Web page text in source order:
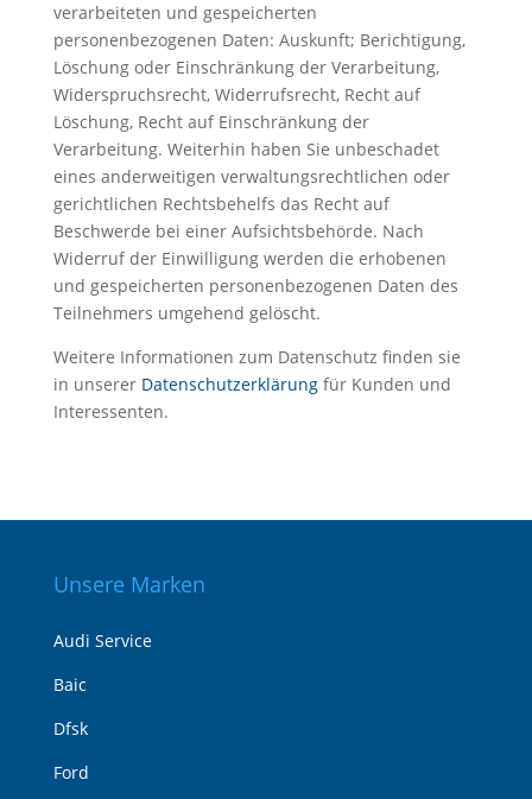
verarbeiteten und gespeicherten
personenbezogenen Daten: Auskunft; Berichtigung,
Löschung oder Einschränkung der Verarbeitung,
Widerspruchsrecht, Widerrufsrecht, Recht auf
Löschung, Recht auf Einschränkung der
Verarbeitung. Weiterhin haben Sie unbeschadet
eines anderweitigen verwaltungsrechtlichen oder
gerichtlichen Rechtsbehelfs das Recht auf
Beschwerde bei einer Aufsichtsbehörde. Nach
Widerruf der Einwilligung werden die erhobenen
und gespeicherten personenbezogenen Daten des
Teilnehmers umgehend gelöscht.
Weitere Informationen zum Datenschutz finden sie
in unserer Datenschutzerklärungfür Kunden und
Interessenten.
Unsere Marken
Audi Service
Baic
Dfsk
Ford